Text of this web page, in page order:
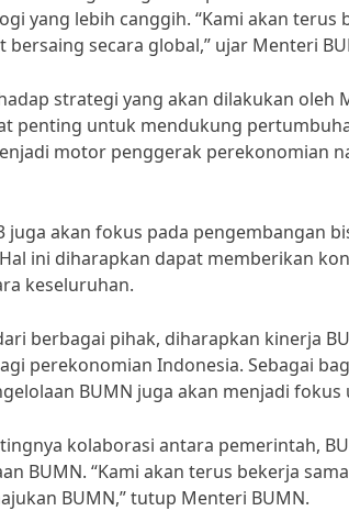
yang lebih canggih. “Kami akan terus
secara global,” ujar Menteri
strategi yang akan dilakukan oleh
penting untuk mendukung
motor penggerak perekonomian
akan fokus pada pengembangan
ini diharapkan dapat memberikan
keseluruhan.
berbagai pihak, diharapkan kinerja
perekonomian Indonesia. Sebagai
BUMN juga akan menjadi fokus
kolaborasi antara pemerintah,
BUMN. “Kami akan terus bekerja
BUMN,” tutup Menteri BUMN.